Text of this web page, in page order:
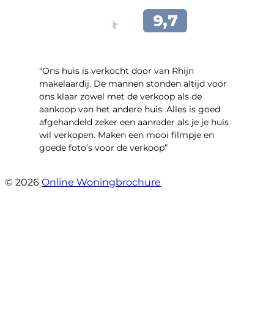
“Ons huis is verkocht door van Rhijn
makelaardij. De mannen stonden altijd voor
ons klaar zowel met de verkoop als de
aankoop van het andere huis. Alles is goed
afgehandeld zeker een aanrader als je je huis
wil verkopen. Maken een mooi filmpje en
goede foto’s voor de verkoop”
© 2026 Online Woningbrochure